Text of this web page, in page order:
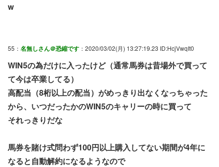
w
55： 名無しさん＠恐縮です ：2020/03/02(月) 13:27:19.23 ID:HcjVwqIt0
WIN5の為だけに入ったけど（通常馬券は昔場外で買って
て今は卒業してる）
高配当（8桁以上の配当）がめっきり出なくなっちゃった
から、いつだったかのWIN5のキャリーの時に買って
それっきりだな
馬券を賭け式問わず100円以上購入してない期間が4年に
なると自動解約になるようなので